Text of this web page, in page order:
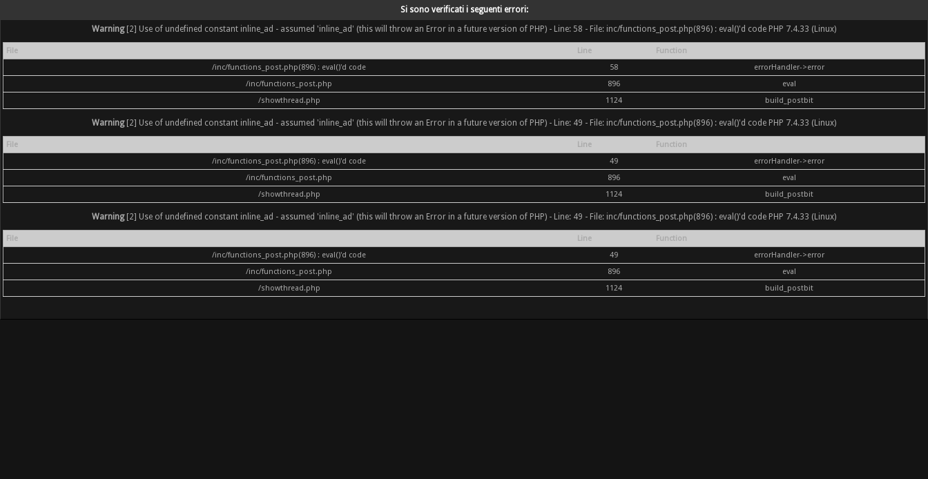
Si sono verificati i seguenti errori:
Warning[2] Use of undefined constant inline_ad - assumed 'inline_ad' (this will throw an Error in a future version of PHP) - Line: 58 - File: inc/functions_post.php(896) : eval()'d code PHP 7.4.33 (Linux)
File Line
Function
/inc/functions_post.php(896) : eval()'d code
58
errorHandler->error
/inc/functions_post.php
896
eval
/showthread.php
1124 build_postbit
Warning[2] Use of undefined constant inline_ad - assumed 'inline_ad' (this will throw an Error in a future version of PHP) - Line: 49 - File: inc/functions_post.php(896) : eval()'d code PHP 7.4.33 (Linux)
File Line
Function
/inc/functions_post.php(896) : eval()'d code
49
errorHandler->error
/inc/functions_post.php
896
eval
/showthread.php
1124 build_postbit
Warning[2] Use of undefined constant inline_ad - assumed 'inline_ad' (this will throw an Error in a future version of PHP) - Line: 49 - File: inc/functions_post.php(896) : eval()'d code PHP 7.4.33 (Linux)
File Line
Function
/inc/functions_post.php(896) : eval()'d code
49
errorHandler->error
/inc/functions_post.php
896
eval
/showthread.php
1124 build_postbit